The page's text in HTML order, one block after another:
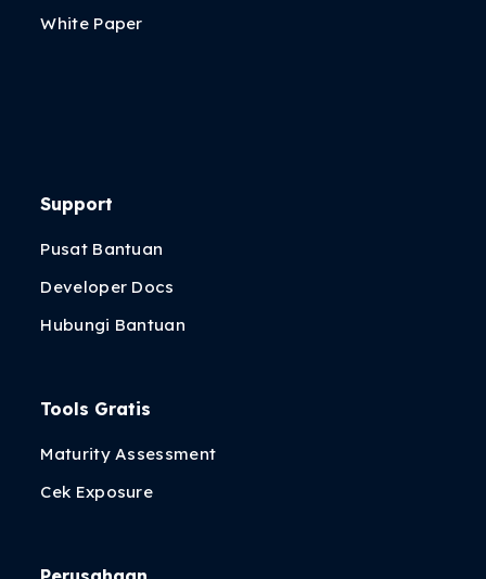
White Paper
Support
Pusat Bantuan
Developer Docs
Hubungi Bantuan
Tools Gratis
Maturity Assessment
Cek Exposure